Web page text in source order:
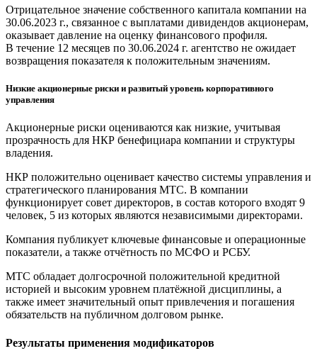
Отрицательное значение собственного капитала компании на
30.06.2023 г., связанное с выплатами дивидендов акционерам,
оказывает давление на оценку финансового профиля.
В течение 12 месяцев по 30.06.2024 г. агентство не ожидает
возвращения показателя к положительным значениям.
Низкие акционерные риски и развитый уровень корпоративного
управления
Акционерные риски оцениваются как низкие, учитывая
прозрачность для НКР бенефициара компании и структуры
владения.
НКР положительно оценивает качество системы управления и
стратегического планирования МТС. В компании
функционирует совет директоров, в состав которого входят 9
человек, 5 из которых являются независимыми директорами.
Компания публикует ключевые финансовые и операционные
показатели, а также отчётность по МСФО и РСБУ.
МТС обладает долгосрочной положительной кредитной
историей и высоким уровнем платёжной дисциплины, а
также имеет значительный опыт привлечения и погашения
обязательств на публичном долговом рынке.
Результаты применения модификаторов